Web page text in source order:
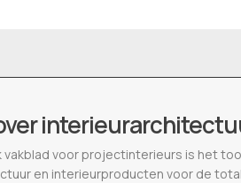
vakblad voor projectinterieurs is het
en interieurproducten voor de